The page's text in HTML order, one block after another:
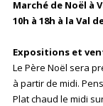
Marché de Noël à
10h à 18h à la Val
Expositions et
Le Père Noël sera
à partir de midi.
Plat chaud le midi